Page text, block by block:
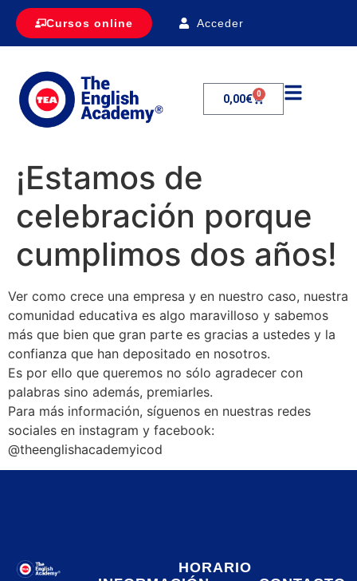
Cursos online Acceder
0,00€ 0
¡Estamos de
celebración porque
cumplimos dos años!
Ver como crece una empresa y en nuestro caso, nuestra
comunidad educativa es algo maravilloso y sabemos
más que bien que gran parte es gracias a ustedes y la
confianza que han depositado en nosotros.
Es por ello que queremos no sólo agradecer con
palabras sino además, premiarles.
Para más información, síguenos en nuestras redes
sociales en instagram y facebook:
@theenglishacademyicod
HORARIO